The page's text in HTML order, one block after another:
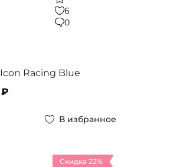
6
0
Icon Racing Blue
₽
В избранное
Скидка 22%